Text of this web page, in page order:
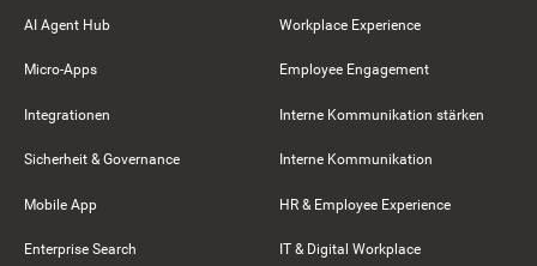
AI Agent Hub
Micro-Apps
Integrationen
Sicherheit & Governance
Mobile App
Enterprise Search
Workplace Experience
Employee Engagement
Interne Kommunikation stärken
Interne Kommunikation
HR & Employee Experience
IT & Digital Workplace